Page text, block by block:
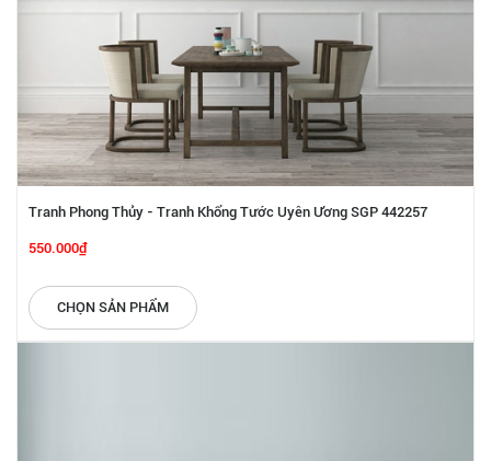
Tranh Phong Thủy - Tranh Khổng Tước Uyên Ương SGP 442257
550.000₫
CHỌN SẢN PHẨM